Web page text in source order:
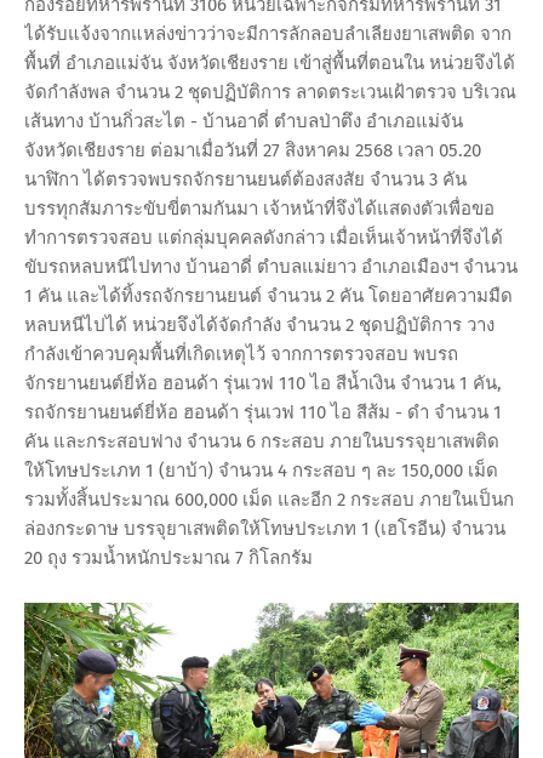
กองร้อยทหารพรานที่ 3106 หน่วยเฉพาะกิจกรมทหารพรานที่ 31
ได้รับแจ้งจากแหล่งข่าวว่าจะมีการลักลอบลำเลียงยาเสพติด จาก
พื้นที่ อำเภอแม่จัน จังหวัดเชียงราย เข้าสู่พื้นที่ตอนใน หน่วยจึงได้
จัดกำลังพล จำนวน 2 ชุดปฏิบัติการ ลาดตระเวนเฝ้าตรวจ บริเวณ
เส้นทาง บ้านกิ่วสะไต - บ้านอาดี่ ตำบลป่าตึง อำเภอแม่จัน
จังหวัดเชียงราย ต่อมาเมื่อวันที่ 27 สิงหาคม 2568 เวลา 05.20
นาฬิกา ได้ตรวจพบรถจักรยานยนต์ต้องสงสัย จำนวน 3 คัน
บรรทุกสัมภาระขับขี่ตามกันมา เจ้าหน้าที่จึงได้แสดงตัวเพื่อขอ
ทำการตรวจสอบ แต่กลุ่มบุคคลดังกล่าว เมื่อเห็นเจ้าหน้าที่จึงได้
ขับรถหลบหนีไปทาง บ้านอาดี่ ตำบลแม่ยาว อำเภอเมืองฯ จำนวน
1 คัน และได้ทิ้งรถจักรยานยนต์ จำนวน 2 คัน โดยอาศัยความมืด
หลบหนีไปได้ หน่วยจึงได้จัดกำลัง จำนวน 2 ชุดปฏิบัติการ วาง
กำลังเข้าควบคุมพื้นที่เกิดเหตุไว้ จากการตรวจสอบ พบรถ
จักรยานยนต์ยี่ห้อ ฮอนด้า รุ่นเวฟ 110 ไอ สีน้ำเงิน จำนวน 1 คัน,
รถจักรยานยนต์ยี่ห้อ ฮอนด้า รุ่นเวฟ 110 ไอ สีส้ม - ดำ จำนวน 1
คัน และกระสอบฟาง จำนวน 6 กระสอบ ภายในบรรจุยาเสพติด
ให้โทษประเภท 1 (ยาบ้า) จำนวน 4 กระสอบ ๆ ละ 150,000 เม็ด
รวมทั้งสิ้นประมาณ 600,000 เม็ด และอีก 2 กระสอบ ภายในเป็นก
ล่องกระดาษ บรรจุยาเสพติดให้โทษประเภท 1 (เฮโรอีน) จำนวน
20 ถุง รวมน้ำหนักประมาณ 7 กิโลกรัม